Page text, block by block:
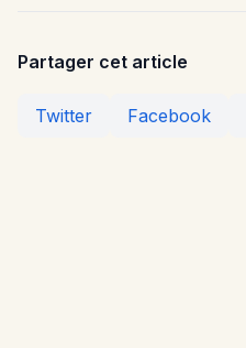
Partager cet article
Twitter Facebook